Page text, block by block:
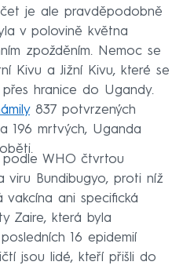
je ale pravděpodobně
v polovině května
zpožděním. Nemoc se
Kivu a Jižní Kivu, které se
hranice do Ugandy.
837 potvrzených
196 mrtvých, Uganda
podle WHO čtvrtou
viru Bundibugyo, proti níž
vakcína ani specifická
Zaire, která byla
16 epidemií
jsou lidé, kteří přišli do